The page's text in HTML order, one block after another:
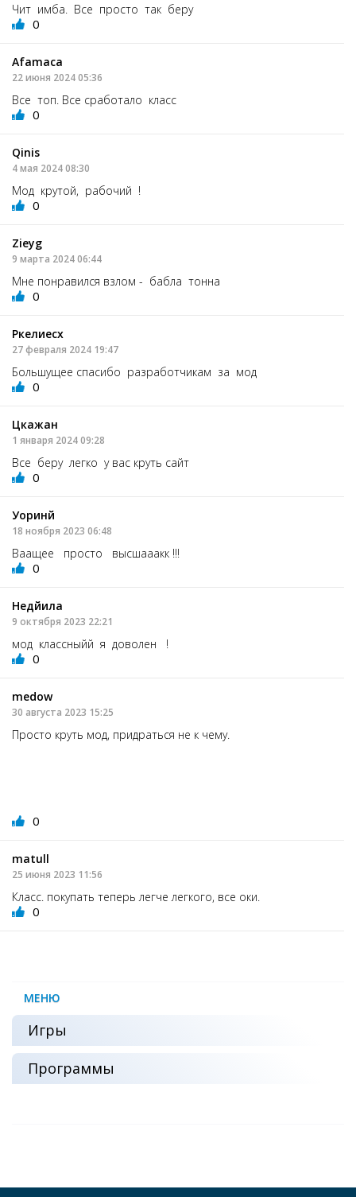
Чит имба. Все просто так беру
0
Afamaca
22 июня 2024 05:36
Все топ. Все сработало класс
0
Qinis
4 мая 2024 08:30
Мод крутой, рабочий !
0
Zieyg
9 марта 2024 06:44
Мне понравился взлом - бабла тонна
0
Ркелиесх
27 февраля 2024 19:47
Большущее спасибо разработчикам за мод
0
Цкажан
1 января 2024 09:28
Все беру легко у вас круть сайт
0
Уоринй
18 ноября 2023 06:48
Ваащее просто высшааакк !!!
0
Недйила
9 октября 2023 22:21
мод классныйй я доволен !
0
medow
30 августа 2023 15:25
Просто круть мод, придраться не к чему.
0
matull
25 июня 2023 11:56
Класс. покупать теперь легче легкого, все оки.
0
МЕНЮ
Игры
Программы